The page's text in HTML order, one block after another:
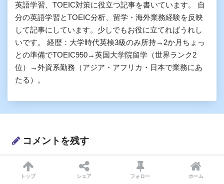
英語学習、TOEIC対策に役立つ記事を書いています。 自
分の英語学習とTOEIC分析、留学・海外業務経験を反映
して記事にしています。少しでもお役に立てればうれし
いです。 経歴：大学時代英検3級のみ所持→2か月ちょっ
との準備でTOEIC950→英国大学院留学（世界ランク2
位）→外資系勤務（アジア・アフリカ・日本で業務にあ
たる）。
コメントを残す
メールアドレスが公開されることはありません。
が付いてい
る欄は必須項目です
トップ シェア フォロー ホーム